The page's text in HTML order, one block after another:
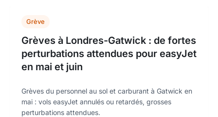
Grève
Grèves à Londres-Gatwick : de fortes
perturbations attendues pour easyJet
en mai et juin
Grèves du personnel au sol et carburant à Gatwick en
mai : vols easyJet annulés ou retardés, grosses
perturbations attendues.